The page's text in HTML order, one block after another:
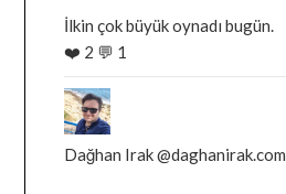
yazilan
gonderiyi
goruntule
İlkin çok büyük oynadı bugün.
❤️ 2 💬 1
Bluesky'da
Dağhan
Irak
Dağhan Irak@daghanirak.com